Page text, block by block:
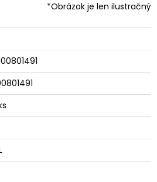
*Obrázok je len ilustračný